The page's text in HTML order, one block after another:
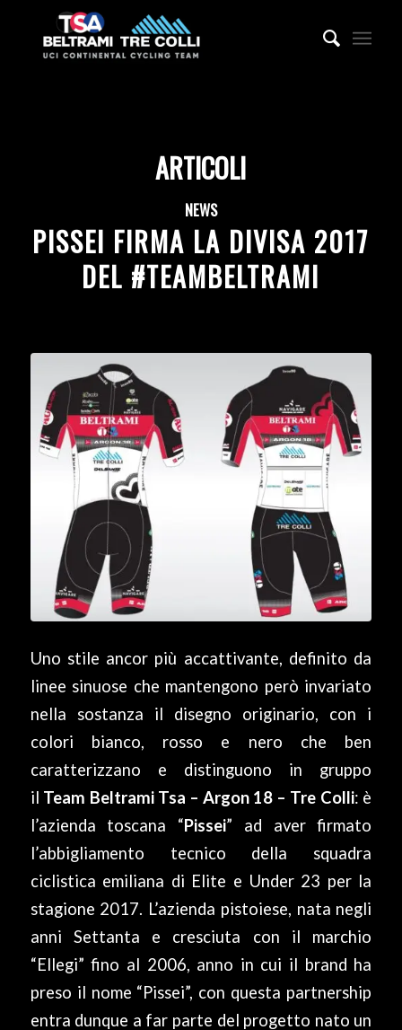
ARTICOLI
NEWS
PISSEI FIRMA LA DIVISA 2017
DEL #TEAMBELTRAMI
Uno stile ancor più accattivante, definito da
linee sinuose che mantengono però invariato
nella sostanza il disegno originario, con i
colori bianco, rosso e nero che ben
caratterizzano e distinguono in gruppo
il Team Beltrami Tsa – Argon 18 – Tre Colli: è
l’azienda toscana “Pissei” ad aver firmato
l’abbigliamento tecnico della squadra
ciclistica emiliana di Elite e Under 23 per la
stagione 2017. L’azienda pistoiese, nata negli
anni Settanta e cresciuta con il marchio
“Ellegi” fino al 2006, anno in cui il brand ha
preso il nome “Pissei”, con questa partnership
entra dunque a far parte del progetto nato un